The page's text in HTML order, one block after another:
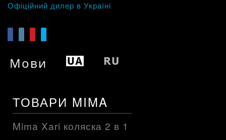
Офіційний дилер в Україні
Мови
ТОВАРИ MIMA
Mima Xari коляска 2 в 1